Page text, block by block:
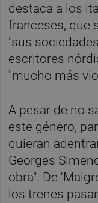
destaca a los
franceses, que
"sus
escritores
"mucho más
A pesar de no
este género,
quieran
Georges
obra". De
los trenes